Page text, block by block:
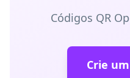
Códigos QR
Crie